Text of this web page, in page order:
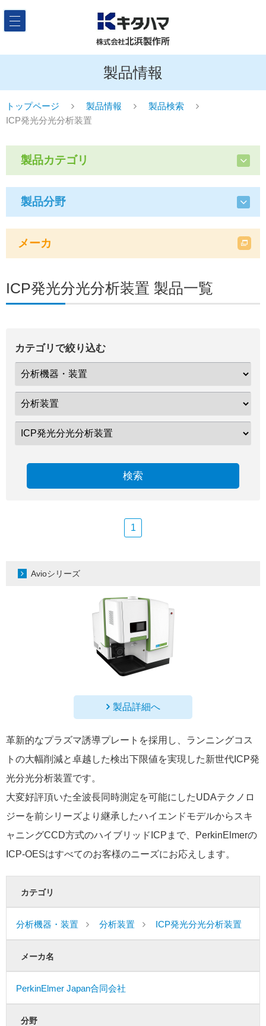
製品情報
トップページ 製品情報
製品検索
ICP発光分光分析装置
製品カテゴリ
製品分野
メーカ
ICP発光分光分析装置 製品一覧
カテゴリで絞り込む
検索
1
Avioシリーズ
製品詳細へ
革新的なプラズマ誘導プレートを採用し、ランニングコス
トの大幅削減と卓越した検出下限値を実現した新世代ICP発
光分光分析装置です。
大変好評頂いた全波長同時測定を可能にしたUDAテクノロ
ジーを前シリーズより継承したハイエンドモデルからスキ
ャニングCCD方式のハイブリッドICPまで、PerkinElmerの
ICP-OESはすべてのお客様のニーズにお応えします。
カテゴリ
分析機器・装置 分析装置 ICP発光分光分析装置
メーカ名
PerkinElmer Japan合同会社
分野